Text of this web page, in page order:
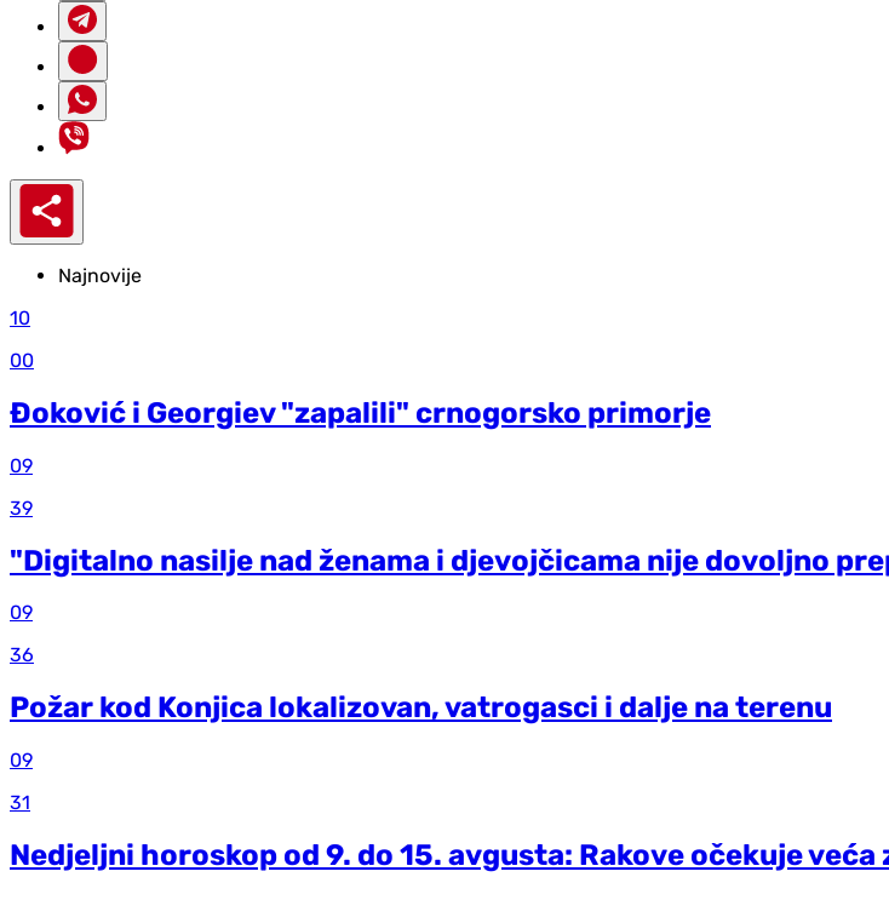
Najnovije
10
00
Đoković i Georgiev "zapalili" crnogorsko primorje
09
39
"Digitalno nasilje nad ženama i djevojčicama nije dovoljno
09
36
Požar kod Konjica lokalizovan, vatrogasci i dalje na terenu
09
31
Nedjeljni horoskop od 9. do 15. avgusta: Rakove očekuje